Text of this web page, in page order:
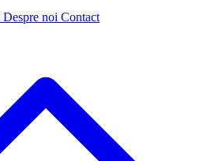
Despre noi Contact